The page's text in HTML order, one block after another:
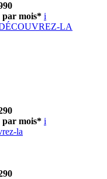
par mois* i
LA
par mois* i
la